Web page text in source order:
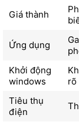
Giá thành
Ứng dụng
Khởi động
windows
rõ
Tiêu thụ
điện